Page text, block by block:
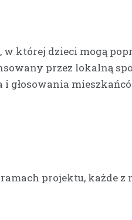
której dzieci mogą
przez lokalną
i głosowania
projektu, każde z
Kronika policyjna
Bezpieczeństwo na drogach